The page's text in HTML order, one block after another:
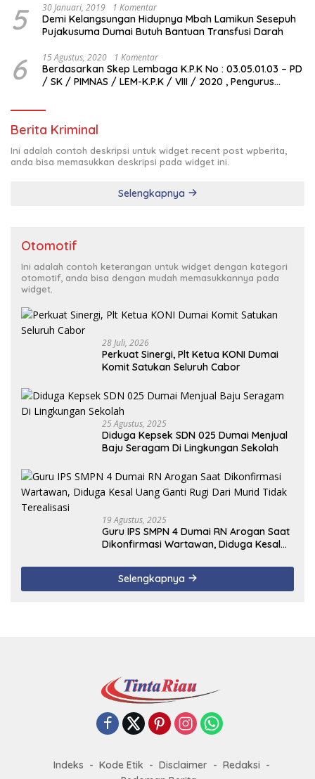
5 30 Januari, 2019 1 Komentar
Demi Kelangsungan Hidupnya Mbah Lamikun Sesepuh
Pujakusuma Dumai Butuh Bantuan Transfusi Darah
6 15 Agustus, 2020 1 Komentar
Berdasarkan Skep Lembaga K.P.K No : 03.05.01.03 – PD
/ SK / PIMNAS / LEM-K.P.K / VIII / 2020 , Pengurus
Berita Kriminal
Ini adalah contoh deskripsi untuk widget recent post wpberita,
anda bisa memasukkan deskripsi pada widget ini.
Selengkapnya
Otomotif
Ini adalah contoh keterangan untuk widget dengan kategori
otomotif, anda bisa dengan mudah memasukkannya pada
widget.
28 Juli, 2026
Perkuat Sinergi, Plt Ketua KONI Dumai
Komit Satukan Seluruh Cabor
25 Agustus, 2025
Diduga Kepsek SDN 025 Dumai Menjual
Baju Seragam Di Lingkungan Sekolah
19 Agustus, 2025
Guru IPS SMPN 4 Dumai RN Arogan Saat
Dikonfirmasi Wartawan, Diduga Kesal
Terealisasi
Selengkapnya
Indeks Kode Etik Disclaimer
Redaksi